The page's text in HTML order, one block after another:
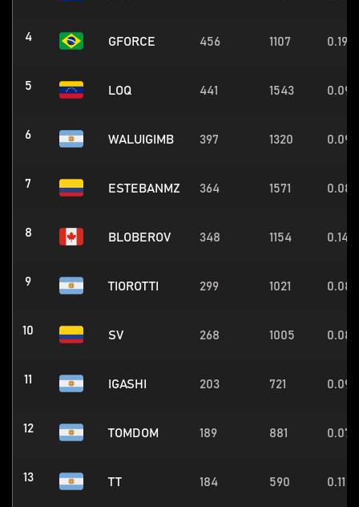
4 GFORCE 456 1107 0.19
5 LOQ 441 1543 0.09
6 WALUIGIMB 397 1320 0.09
7 ESTEBANMZ 364 1571 0.08
8 BLOBEROV 348 1154 0.14
9 TIOROTTI 299 1021 0.08
10 SV 268 1005 0.08
11 IGASHI 203 721 0.09
12 TOMDOM 189 881 0.07
13 TT 184 590 0.11